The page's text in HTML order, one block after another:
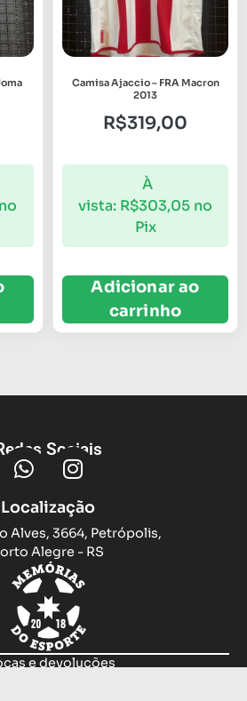
no
Camisa Ajaccio – FRA Macron
2013
R$319,00
À
vista: R$303,05 no
Pix
Adicionar ao
carrinho
Sociais
Localização
Alves, 3664, Petrópolis,
Alegre - RS
e devoluções